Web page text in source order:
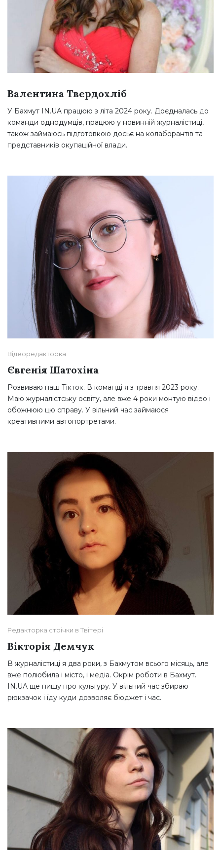
Валентина Твердохліб
У Бахмут IN.UA працюю з літа 2024 року. Доєдналась до
команди однодумців, працюю у новинній журналістиці,
також займаюсь підготовкою досьє на колаборантів та
представників окупаційної влади.
Відеоредакторка
Євгенія Шатохіна
Розвиваю наш Тікток. В команді я з травня 2023 року.
Маю журналістську освіту, але вже 4 роки монтую відео і
обожнюю цю справу. У вільний час займаюся
креативними автопортретами.
Редакторка стрічки в Твітері
Вікторія Демчук
В журналістиці я два роки, з Бахмутом всього місяць, але
вже полюбила і місто, і медіа. Окрім роботи в Бахмут.
IN.UA ще пишу про культуру. У вільний час збираю
рюкзачок і їду куди дозволяє бюджет і час.